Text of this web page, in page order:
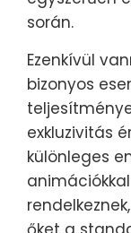
során.
Ezenkívül
bizonyos
exkluzivitás
különleges